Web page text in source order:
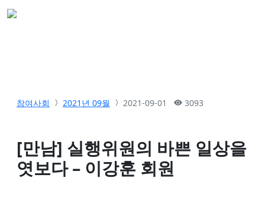
참여사회 2021년 09월 2021-09-01 3093
[만남] 실행위원의 바쁜 일상을
엿보다 – 이강훈 회원